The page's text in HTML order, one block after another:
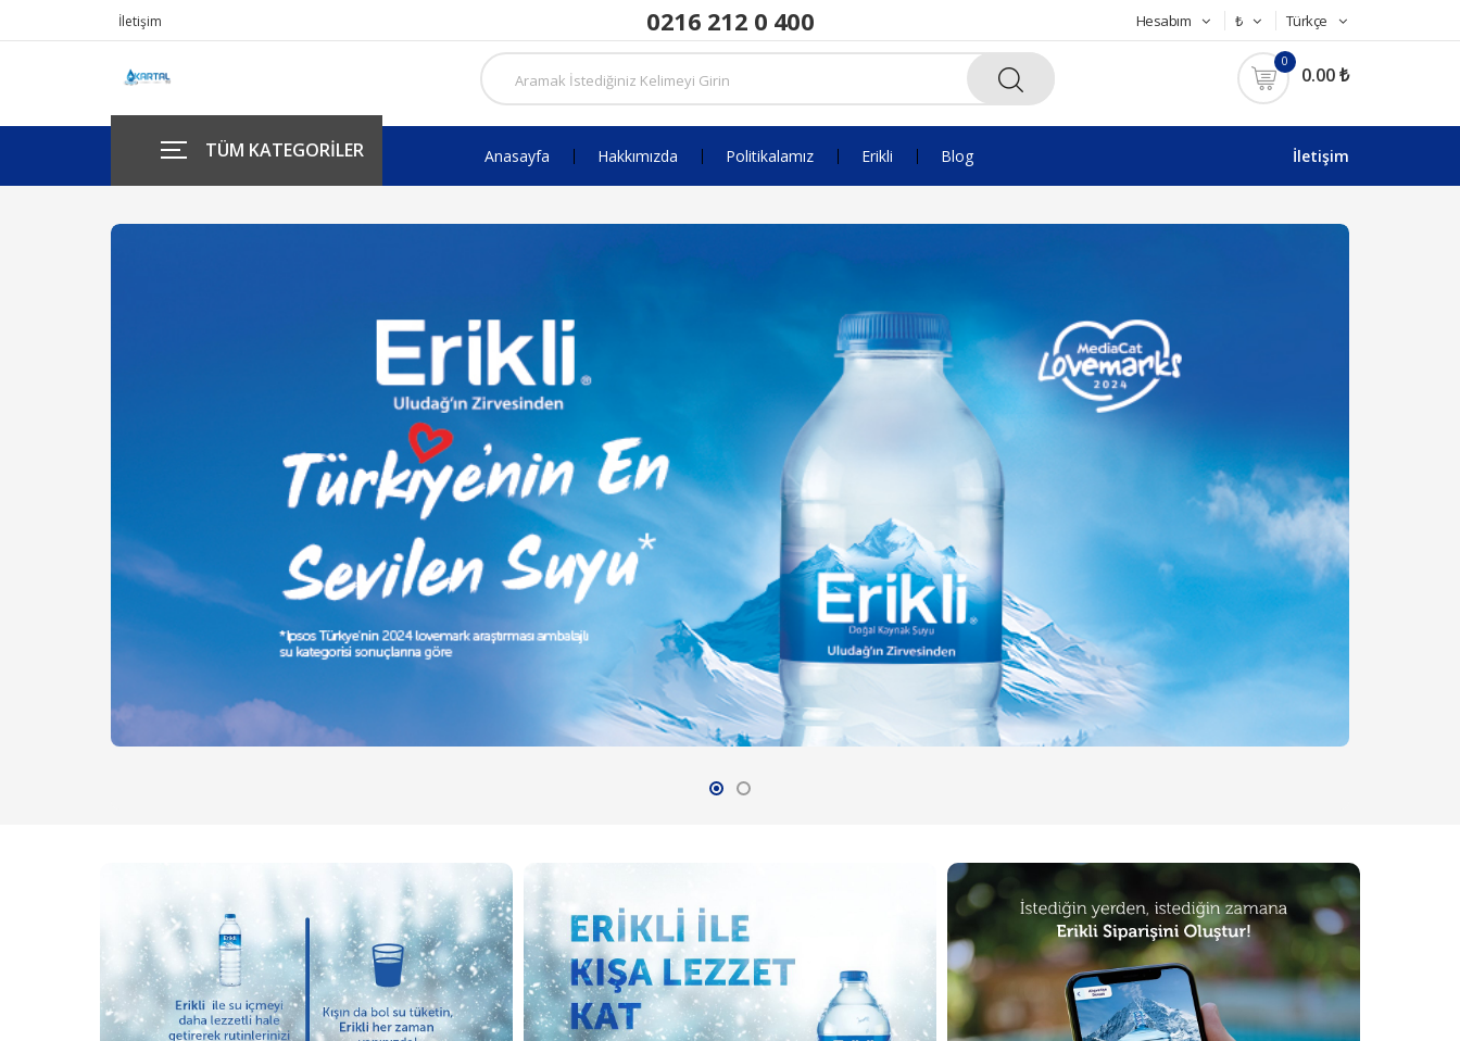
İletişim 0216 212 0 400 Hesabım ₺ Türkçe
0
0.00 ₺
TÜM KATEGORİLER Anasayfa Hakkımızda Politikalamız Erikli Blog İletişim